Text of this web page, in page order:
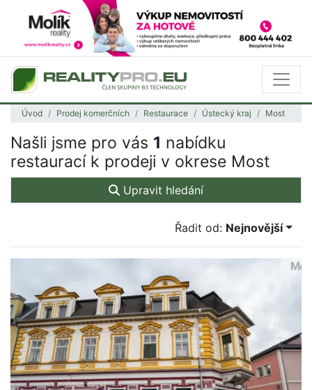
Úvod Prodej komerčních Restaurace Ústecký kraj Most
Našli jsme pro vás 1 nabídku
restaurací k prodeji v okrese Most
Upravit hledání
Řadit od: Nejnovější